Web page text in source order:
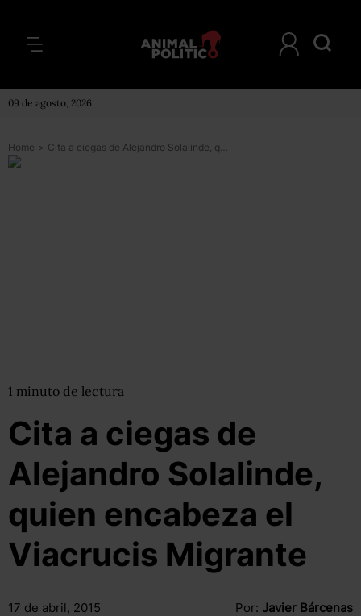
09 de agosto, 2026
Home > Cita a ciegas de Alejandro Solalinde, quien encabeza el Viacrucis Migrante
1 minuto de lectura
Cita a ciegas de
Alejandro Solalinde,
quien encabeza el
Viacrucis Migrante
17 de abril, 2015 Por: Javier Bárcenas